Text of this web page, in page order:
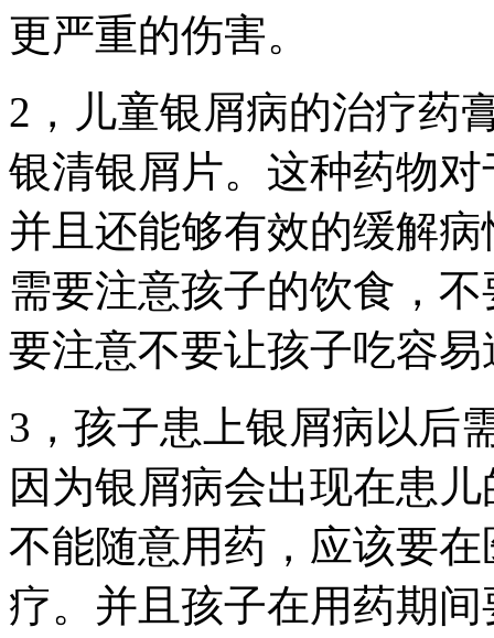
更严重的伤害。
2，儿童银屑病的治疗药
银清银屑片。这种药物
并且还能够有效的缓解
需要注意孩子的饮食，
要注意不要让孩子吃容
3，孩子患上银屑病以后
因为银屑病会出现在患
不能随意用药，应该要
疗。并且孩子在用药期